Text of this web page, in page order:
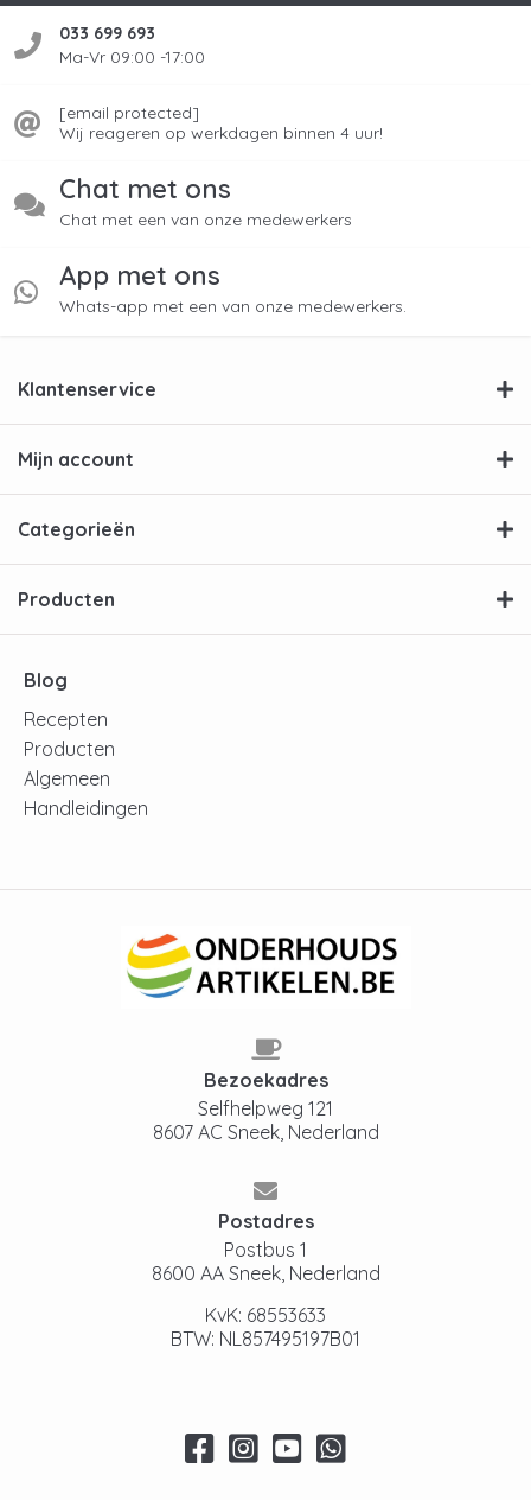
033 699 693
Ma-Vr 09:00 -17:00
[email protected]
Wij reageren op werkdagen binnen 4 uur!
Chat met ons
Chat met een van onze medewerkers
App met ons
Whats-app met een van onze medewerkers.
Klantenservice
Mijn account
Categorieën
Producten
Blog
Recepten
Producten
Algemeen
Handleidingen
Bezoekadres
Selfhelpweg 121
8607 AC Sneek, Nederland
Postadres
Postbus 1
8600 AA Sneek, Nederland
KvK: 68553633
BTW: NL857495197B01